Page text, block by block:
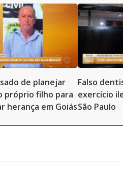
de planejar
próprio filho para
herança em Goiás
Falso
exercício
São Paulo